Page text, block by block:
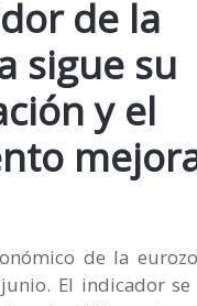
de la
sigue su
y el
de la
El indicador